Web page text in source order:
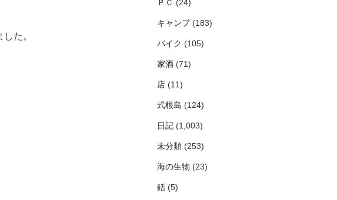
た。
ＰＣ (24)
キャンプ(183)
バイク (105)
家酒 (71)
店 (11)
式根島 (124)
日記 (1,003)
未分類 (253)
海の生物 (23)
銛 (5)